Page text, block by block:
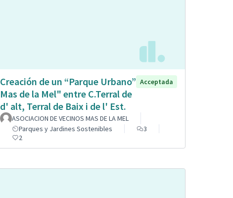
Creación de un “Parque Urbano”
Mas de la Mel" entre C.Terral de
d' alt, Terral de Baix i de l' Est.
Acceptada
ASOCIACION DE VECINOS MAS DE LA MEL
Parques y Jardines Sostenibles
3
2